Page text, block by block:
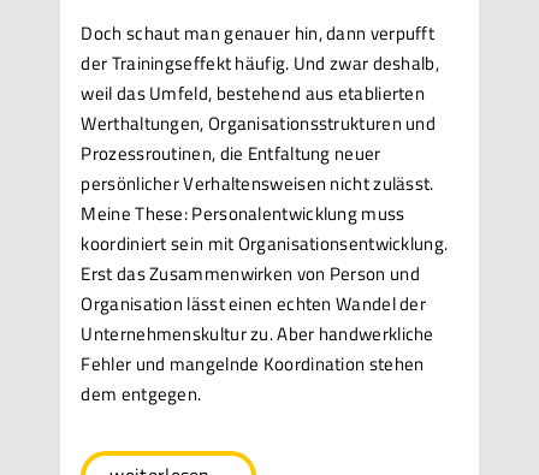
Doch schaut man genauer hin, dann verpufft
der Trainingseffekt häufig. Und zwar deshalb,
weil das Umfeld, bestehend aus etablierten
Werthaltungen, Organisationsstrukturen und
Prozessroutinen, die Entfaltung neuer
persönlicher Verhaltensweisen nicht zulässt.
Meine These: Personalentwicklung muss
koordiniert sein mit Organisationsentwicklung.
Erst das Zusammenwirken von Person und
Organisation lässt einen echten Wandel der
Unternehmenskultur zu. Aber handwerkliche
Fehler und mangelnde Koordination stehen
dem entgegen.